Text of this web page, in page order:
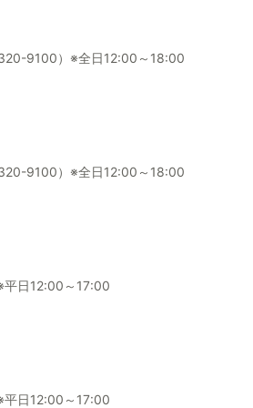
9100）※全日12:00～18:00
9100）※全日12:00～18:00
日12:00～17:00
日12:00～17:00